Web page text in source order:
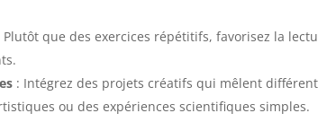
Plutôt que des exercices répétitifs, favorisez la
: Intégrez des projets créatifs qui mêlent
ou des expériences scientifiques simples.